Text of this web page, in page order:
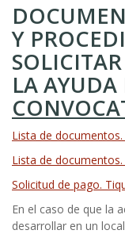
Y
LA
Lista de documentos.
Lista de documentos.
Solicitud de pago.
En el caso de que la
desarrollar en un